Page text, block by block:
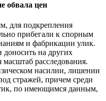
обвала цен
для подкрепления
прибегали к спорным
и фабрикации улик.
на других
расследования.
насилии, лишении
стражей, причем среди
по имеющимся данным,